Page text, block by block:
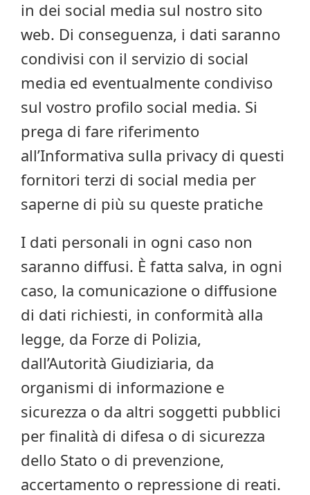
in dei social media sul nostro sito
web. Di conseguenza, i dati saranno
condivisi con il servizio di social
media ed eventualmente condiviso
sul vostro profilo social media. Si
prega di fare riferimento
all’Informativa sulla privacy di questi
fornitori terzi di social media per
saperne di più su queste pratiche
I dati personali in ogni caso non
saranno diffusi. È fatta salva, in ogni
caso, la comunicazione o diffusione
di dati richiesti, in conformità alla
legge, da Forze di Polizia,
dall’Autorità Giudiziaria, da
organismi di informazione e
sicurezza o da altri soggetti pubblici
per finalità di difesa o di sicurezza
dello Stato o di prevenzione,
accertamento o repressione di reati.